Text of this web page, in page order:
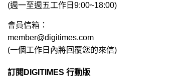
(週一至週五工作日9:00~18:00)
會員信箱：
member@digitimes.com
(一個工作日內將回覆您的來信)
訂閱DIGITIMES 行動版